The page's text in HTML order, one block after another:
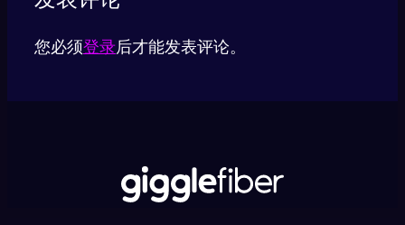
您必须登录后才能发表评论。